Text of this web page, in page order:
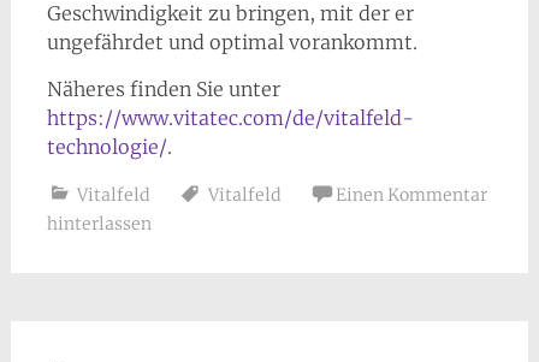
Geschwindigkeit zu bringen, mit der er
ungefährdet und optimal vorankommt.
Näheres finden Sie unter
https://www.vitatec.com/de/vitalfeld-
technologie/.
Vitalfeld Vitalfeld
Einen Kommentar
hinterlassen